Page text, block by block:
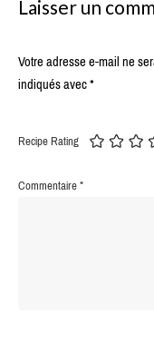
Laisser un
Votre adresse e-mail ne
indiqués avec*
Recipe Rating
Commentaire*